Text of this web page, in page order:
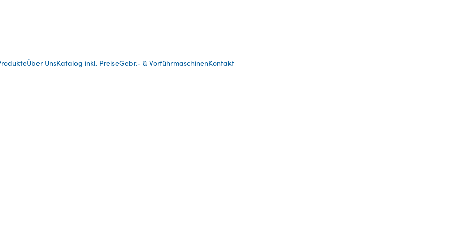
Über UnsKatalog inkl. PreiseGebr.- & VorführmaschinenKontakt